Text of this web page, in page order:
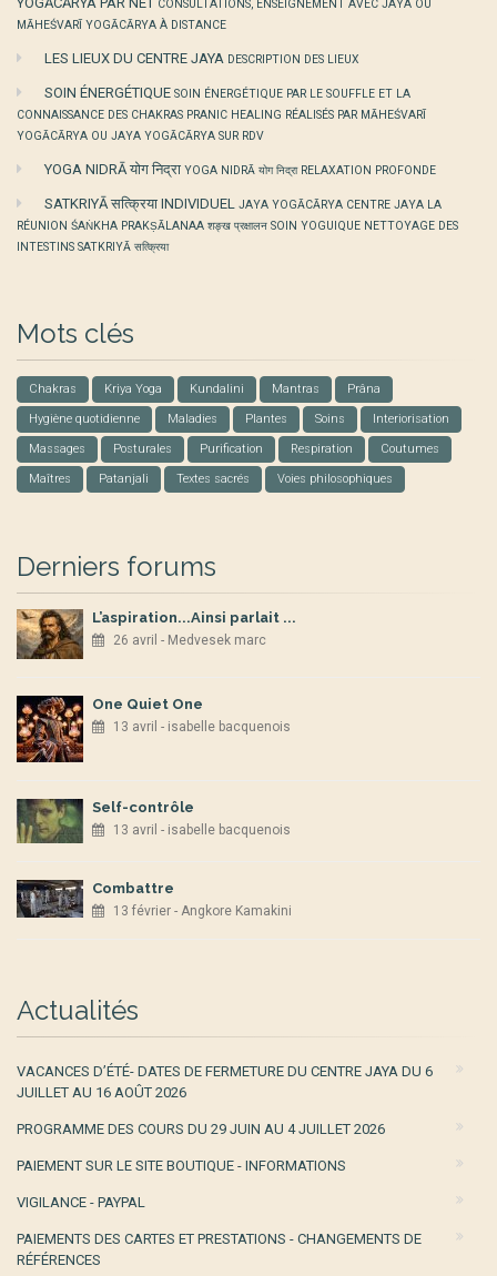
CONSULTATIONS, ENSEIGNEMENT AVEC JAYA OU
MĀHEŚVARĪ YOGĀCĀRYA À DISTANCE
LES LIEUX DU CENTRE JAYA DESCRIPTION DES LIEUX
SOIN ÉNERGÉTIQUE SOIN ÉNERGÉTIQUE PAR LE SOUFFLE ET LA
CONNAISSANCE DES CHAKRAS PRANIC HEALING RÉALISÉS PAR MĀHEŚVARĪ
YOGĀCĀRYA OU JAYA YOGĀCĀRYA SUR RDV
YOGA NIDRĀ योग निद्रा YOGA NIDRĀ योग निद्रा RELAXATION PROFONDE
SATKRIYĀ सत्क्रिया INDIVIDUEL JAYA YOGĀCĀRYA CENTRE JAYA LA
RÉUNION ŚAṄKHA PRAKṢĀLANAA शङ्ख प्रक्षालन SOIN YOGUIQUE NETTOYAGE DES
INTESTINS SATKRIYĀ सत्क्रिया
Mots clés
Chakras Kriya Yoga Kundalini Mantras Prâna
Hygiène quotidienne Maladies Plantes Soins Interiorisation
Massages Posturales Purification Respiration Coutumes
Maîtres Patanjali Textes sacrés Voies philosophiques
Derniers forums
L’aspiration...Ainsi parlait ...
26 avril - Medvesek marc
One Quiet One
13 avril - isabelle bacquenois
Self-contrôle
13 avril - isabelle bacquenois
Combattre
13 février - Angkore Kamakini
Actualités
VACANCES D’ÉTÉ- DATES DE FERMETURE DU CENTRE JAYA DU 6
JUILLET AU 16 AOÛT 2026
PROGRAMME DES COURS DU 29 JUIN AU 4 JUILLET 2026
PAIEMENT SUR LE SITE BOUTIQUE - INFORMATIONS
VIGILANCE - PAYPAL
PAIEMENTS DES CARTES ET PRESTATIONS - CHANGEMENTS DE
RÉFÉRENCES